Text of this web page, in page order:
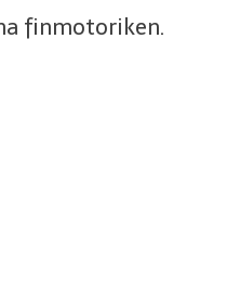
finmotoriken.